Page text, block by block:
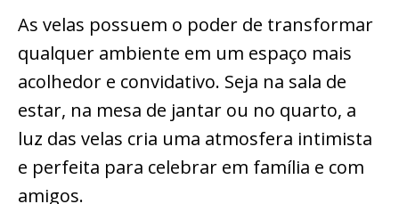
As velas possuem o poder de transformar
qualquer ambiente em um espaço mais
acolhedor e convidativo. Seja na sala de
estar, na mesa de jantar ou no quarto, a
luz das velas cria uma atmosfera intimista
e perfeita para celebrar em família e com
amigos.